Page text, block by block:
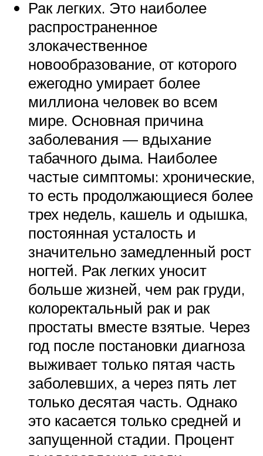
Рак легких. Это наиболее
распространенное
злокачественное
новообразование, от которого
ежегодно умирает более
миллиона человек во всем
мире. Основная причина
заболевания — вдыхание
табачного дыма. Наиболее
частые симптомы: хронические,
то есть продолжающиеся более
трех недель, кашель и одышка,
постоянная усталость и
значительно замедленный рост
ногтей. Рак легких уносит
больше жизней, чем рак груди,
колоректальный рак и рак
простаты вместе взятые. Через
год после постановки диагноза
выживает только пятая часть
заболевших, а через пять лет
только десятая часть. Однако
это касается только средней и
запущенной стадии. Процент